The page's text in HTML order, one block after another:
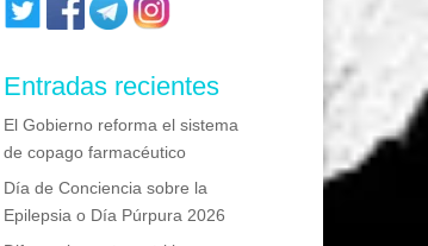
Entradas recientes
El Gobierno reforma el sistema
de copago farmacéutico
Día de Conciencia sobre la
Epilepsia o Día Púrpura 2026